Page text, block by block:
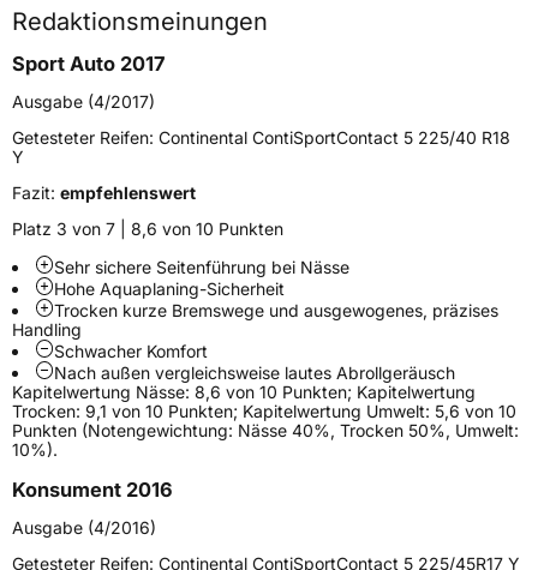
Höchstgeschwindigkeit
300 km/h
Lastindex101
Höchstlast825 kg
Generelle Merkmale
FahrzeugtypSUV
VerwendungSommerreifen
Modellname
FahrzeugartPKW & SUV
Weitere Eigenschaften
Schlauchtyp TL
Redaktionsmeinungen
Sport Auto 2017
Ausgabe (4/2017)
Getesteter Reifen: Continental ContiSportContact 5 225/40 R18
Y
Fazit: empfehlenswert
Platz 3 von 7 | 8,6 von 10 Punkten
Sehr sichere Seitenführung bei Nässe
Hohe Aquaplaning-Sicherheit
Trocken kurze Bremswege und ausgewogenes, präzises
Handling
Schwacher Komfort
Nach außen vergleichsweise lautes Abrollgeräusch
Kapitelwertung Nässe: 8,6 von 10 Punkten; Kapitelwertung
Trocken: 9,1 von 10 Punkten; Kapitelwertung Umwelt: 5,6 von 10
Punkten (Notengewichtung: Nässe 40%, Trocken 50%, Umwelt:
10%).
Konsument 2016
Ausgabe (4/2016)
Getesteter Reifen: Continental ContiSportContact 5 225/45R17 Y